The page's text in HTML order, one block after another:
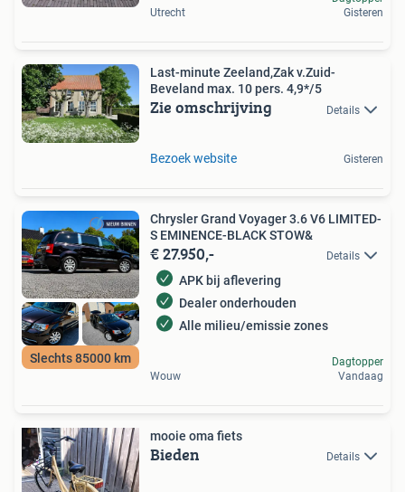
Utrecht
Gisteren
Last-minute Zeeland,Zak v.Zuid-
Beveland max. 10 pers. 4,9*/5
Zie omschrijving Details
Bezoek website Gisteren
Slechts 85000 km
Chrysler Grand Voyager 3.6 V6 LIMITED-
S EMINENCE-BLACK STOW&
€ 27.950,- Details
APK bij aflevering
Dealer onderhouden
Alle milieu/emissie zones
Wouw
Dagtopper
Vandaag
mooie oma fiets
Bieden Details